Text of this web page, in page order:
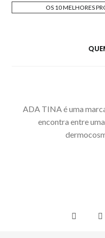
OS 10 MELHORES
ADA TINA é uma
encontra entre